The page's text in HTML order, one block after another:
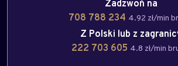
Zadzwoń na
708 788 234 4.92 zł/min
Z Polski lub z
222 703 605 4.8 zł/min